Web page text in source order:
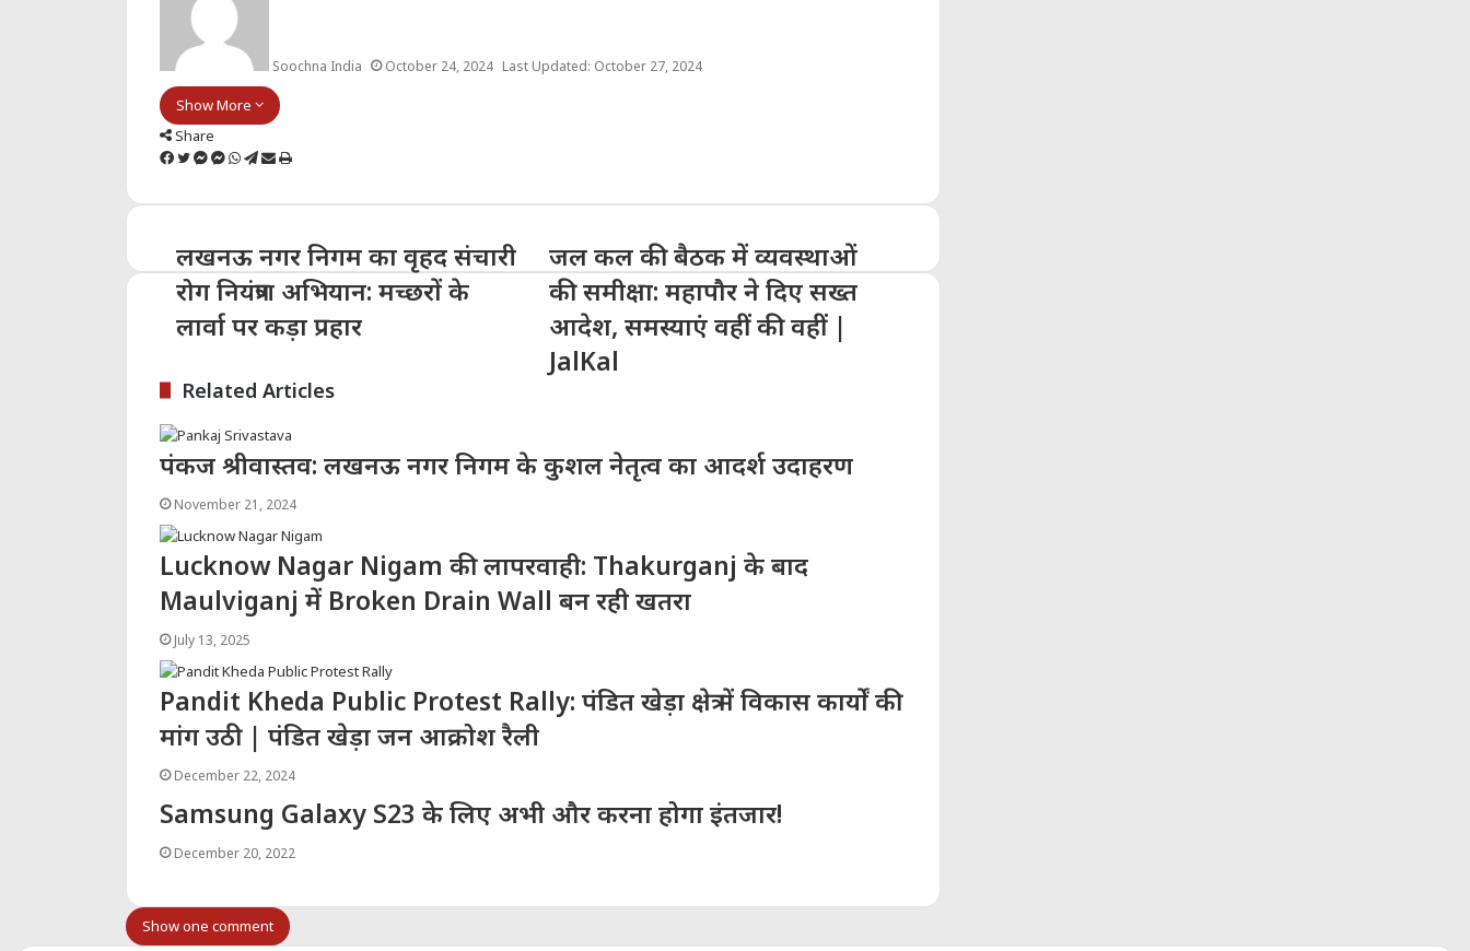
Soochna India October 24, 2024 Last Updated: October 27, 2024
Show More
Share
Facebook
Twitter
Messenger
Messenger
WhatsApp
Telegram
Share
Email
Print
लखनऊ नगर निगम का वृहद संचारी
रोग नियंत्रण अभियान: मच्छरों के
लार्वा पर कड़ा प्रहार
जल कल की बैठक में व्यवस्थाओं
की समीक्षा: महापौर ने दिए सख्त
आदेश, समस्याएं वहीं की वहीं |
JalKal
Related Articles
पंकज श्रीवास्तव: लखनऊ नगर निगम के कुशल नेतृत्व का आदर्श उदाहरण
November 21, 2024
Lucknow Nagar Nigam की लापरवाही: Thakurganj के बाद
Maulviganj में Broken Drain Wall बन रही खतरा
July 13, 2025
Pandit Kheda Public Protest Rally: पंडित खेड़ा क्षेत्र में विकास कार्यों की
मांग उठी | पंडित खेड़ा जन आक्रोश रैली
December 22, 2024
Samsung Galaxy S23 के लिए अभी और करना होगा इंतजार!
December 20, 2022
Show one comment